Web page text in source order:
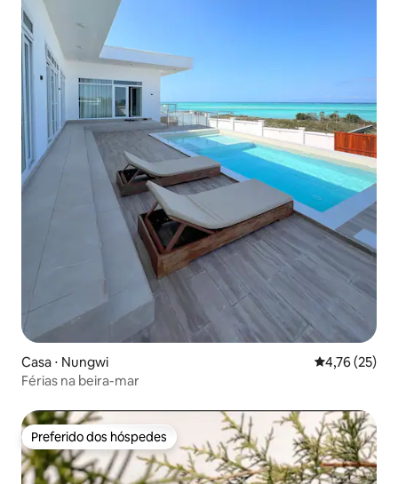
Casa ⋅ Nungwi 4,76 de uma
4,76 (25)
Férias na beira-mar
Preferido dos hóspedes
Preferido dos hóspedes